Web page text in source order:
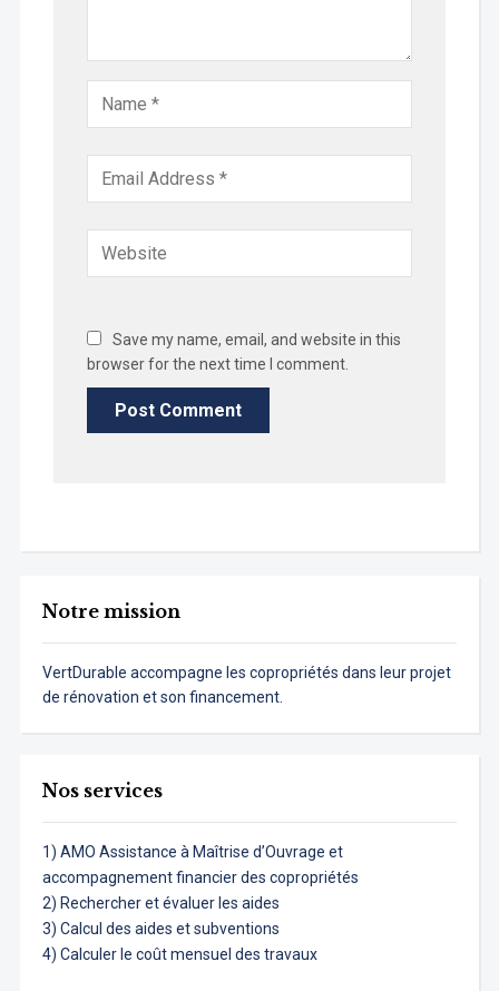
Notre mission
VertDurable accompagne les copropriétés dans leur projet
de rénovation et son financement.
Nos services
1) AMO Assistance à Maîtrise d’Ouvrage et
accompagnement financier des copropriétés
2) Rechercher et évaluer les aides
3) Calcul des aides et subventions
4) Calculer le coût mensuel des travaux
Save my name, email, and website in this
browser for the next time I comment.